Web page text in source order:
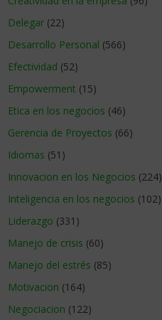
Delegar (22)
Desarrollo Personal (566)
Efectividad (52)
Empowerment (15)
Etica en los negocios (46)
Gerencia de Proyectos (66)
Idiomas (51)
Innovacion en los Negocios (224)
Inteligencia en los negocios (102)
Liderazgo (331)
Manejo de crisis (60)
Manejo del estrés (85)
Motivacion (164)
Negociacion (122)